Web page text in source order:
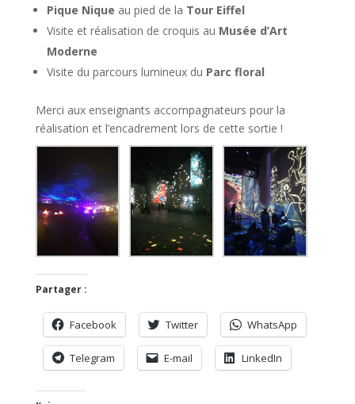
Pique Nique au pied de la Tour Eiffel
Visite et réalisation de croquis au Musée d’Art
Moderne
Visite du parcours lumineux du Parc floral
Merci aux enseignants accompagnateurs pour la
réalisation et l’encadrement lors de cette sortie !
Partager :
Facebook Twitter WhatsApp
Telegram E-mail LinkedIn